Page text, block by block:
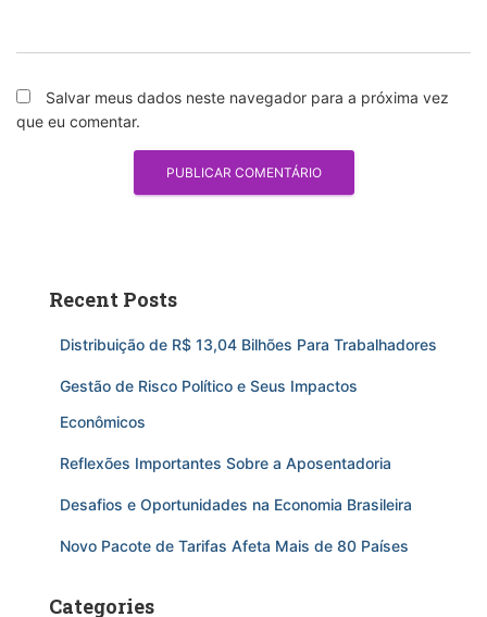
Salvar meus dados neste navegador para a próxima vez
que eu comentar.
Recent Posts
Distribuição de R$ 13,04 Bilhões Para Trabalhadores
Gestão de Risco Político e Seus Impactos
Econômicos
Reflexões Importantes Sobre a Aposentadoria
Desafios e Oportunidades na Economia Brasileira
Novo Pacote de Tarifas Afeta Mais de 80 Países
Categories